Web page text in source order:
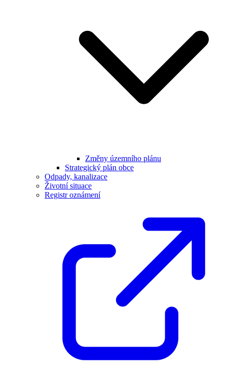
Změny územního plánu
Strategický plán obce
Odpady, kanalizace
Životní situace
Registr oznámení